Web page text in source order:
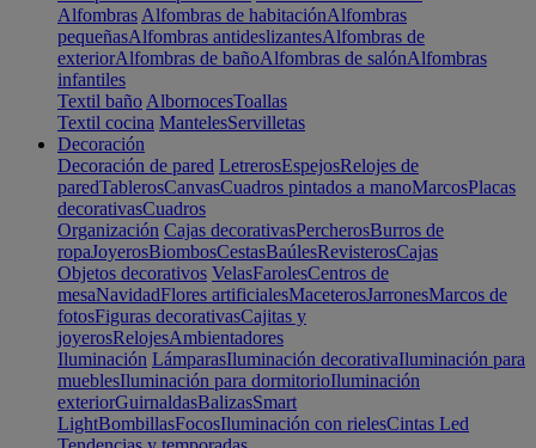
Alfombras Alfombras de habitaciónAlfombras
pequeñasAlfombras antideslizantesAlfombras de
exteriorAlfombras de bañoAlfombras de salónAlfombras
infantiles
Textil baño AlbornocesToallas
Textil cocina MantelesServilletas
Decoración
Decoración de pared LetrerosEspejosRelojes de
paredTablerosCanvasCuadros pintados a manoMarcosPlacas
decorativasCuadros
Organización Cajas decorativasPercherosBurros de
ropaJoyerosBiombosCestasBaúlesRevisterosCajas
Objetos decorativos VelasFarolesCentros de
mesaNavidadFlores artificialesMaceterosJarronesMarcos de
fotosFiguras decorativasCajitas y
joyerosRelojesAmbientadores
Iluminación LámparasIluminación decorativaIluminación para
mueblesIluminación para dormitorioIluminación
exteriorGuirnaldasBalizasSmart
LightBombillasFocosIluminación con rielesCintas Led